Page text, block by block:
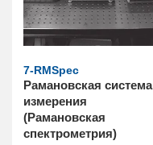
7-RMSpec
Рамановская система
измерения
(Рамановская
спектрометрия)